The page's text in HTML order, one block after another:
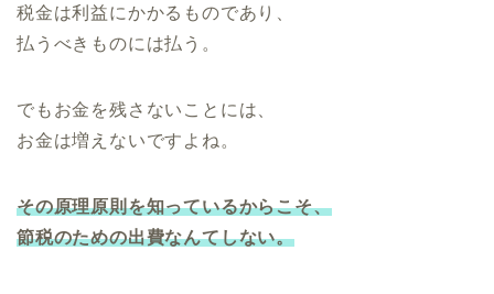
税金は利益にかかるものであり、
払うべきものには払う。
でもお金を残さないことには、
お金は増えないですよね。
その原理原則を知っているからこそ、
節税のための出費なんてしない。